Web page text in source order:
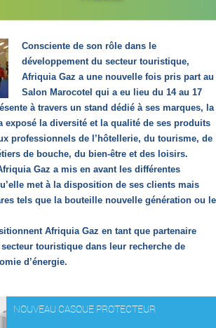
Consciente de son rôle dans le
développement du secteur touristique,
Afriquia Gaz a une nouvelle fois pris part au
Salon Marocotel qui a eu lieu du 14 au 17
à travers un stand dédié à ses marques, la
exposé la diversité et la qualité de ses produits
professionnels de l’hôtellerie, du tourisme, de
de bouche, du bien-être et des loisirs.
Gaz a mis en avant les différentes
met à la disposition de ses clients mais
tels que la bouteille nouvelle génération ou le
Afriquia Gaz en tant que partenaire
touristique dans leur recherche de
d’énergie.
NOUVEAU CASQUE PROTECTEUR